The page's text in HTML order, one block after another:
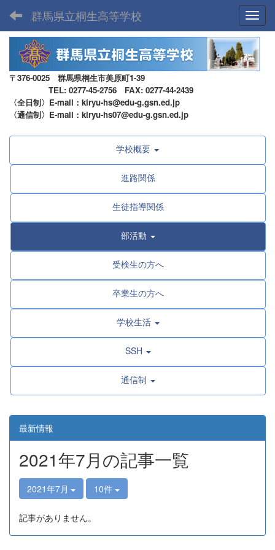
群馬県立桐生高等学校
〒376-0025 群馬県桐生市美原町1-39
TEL: 0277-45-2756 FAX: 0277-44-2439
〈全日制〉E-mail：kiryu-hs@edu-g.gsn.ed.jp
〈通信制〉E-mail：kiryu-hs07@edu-g.gsn.ed.jp
学校概要
進路関係
生徒指導関係
部活動
受検生の方へ
卒業生の方へ
学校生活
SSH
通信制
最新情報
2021年7月の記事一覧
2021年7月 10件
記事がありません。